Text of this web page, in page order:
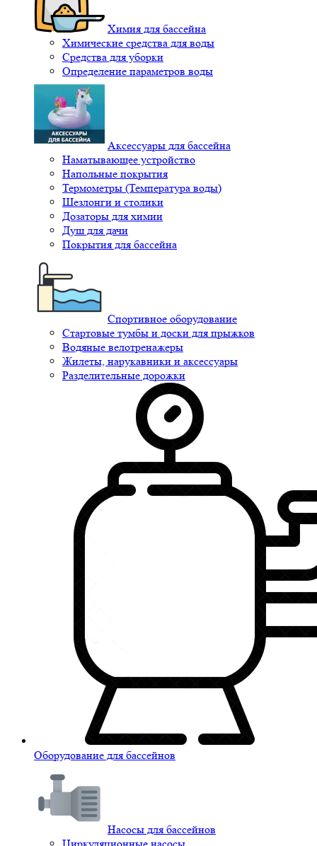
Химия для бассейна
Химические средства для воды
Средства для уборки
Определение параметров воды
Аксессуары для бассейна
Наматывающее устройство
Напольные покрытия
Термометры (Температура воды)
Шезлонги и столики
Дозаторы для химии
Душ для дачи
Покрытия для бассейна
Спортивное оборудование
Стартовые тумбы и доски для прыжков
Водяные велотренажеры
Жилеты, нарукавники и аксессуары
Разделительные дорожки
Оборудование для бассейнов
Насосы для бассейнов